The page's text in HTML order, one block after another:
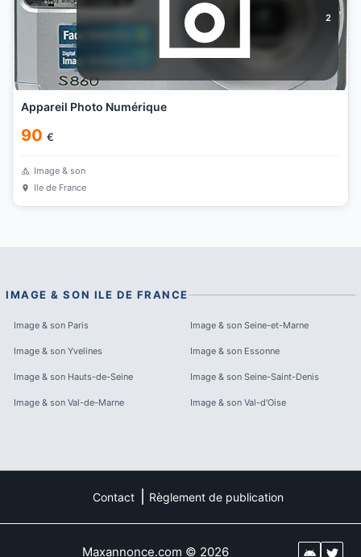
2
Appareil Photo Numérique
90 €
Image & son
Ile de France
IMAGE & SON ILE DE FRANCE
Image & son Paris Image & son Seine-et-Marne
Image & son Yvelines Image & son Essonne
Image & son Hauts-de-Seine Image & son Seine-Saint-Denis
Image & son Val-de-Marne Image & son Val-d'Oise
Contact Règlement de publication
Maxannonce.com © 2026